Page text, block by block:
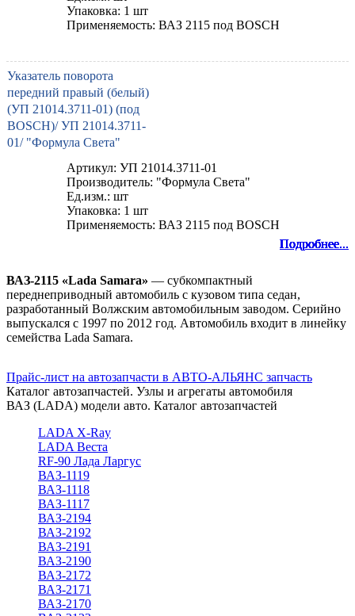
Подробнее...
Подробнее...
Подробнее...
Подробнее...
Подробнее...
Подробнее...
Подробнее...
Упаковка: 1 шт
Применяемость: ВАЗ 2115 под BOSCH
Подробнее...
Указатель поворота
передний правый (белый)
(УП 21014.3711-01) (под
BOSCH)/ УП 21014.3711-
01/ "Формула Света"
Артикул: УП 21014.3711-01
Производитель: "Формула Света"
Ед.изм.: шт
Упаковка: 1 шт
Применяемость: ВАЗ 2115 под BOSCH
Подробнее...
ВАЗ-2115 «Lada Samara» — субкомпактный
переднеприводный автомобиль с кузовом типа седан,
разработанный Волжским автомобильным заводом. Серийно
выпускался с 1997 по 2012 год. Автомобиль входит в линейку
семейства Lada Samara.
Прайс-лист на автозапчасти в АВТО-АЛЬЯНС запчасть
Каталог автозапчастей. Узлы и агрегаты автомобиля
ВАЗ (LADA) модели авто. Каталог автозапчастей
LADA X-Ray
LADA Веста
RF-90 Лада Ларгус
ВАЗ-1119
ВАЗ-1118
ВАЗ-1117
ВАЗ-2194
ВАЗ-2192
ВАЗ-2191
ВАЗ-2190
ВАЗ-2172
ВАЗ-2171
ВАЗ-2170